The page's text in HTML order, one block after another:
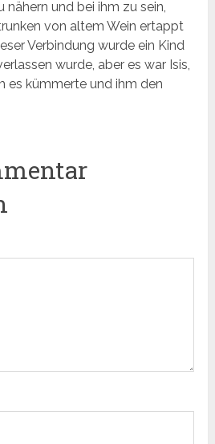
und bei ihm zu sein,
von altem Wein ertappt
Verbindung wurde ein Kind
wurde, aber es war Isis,
es kümmerte und ihm den